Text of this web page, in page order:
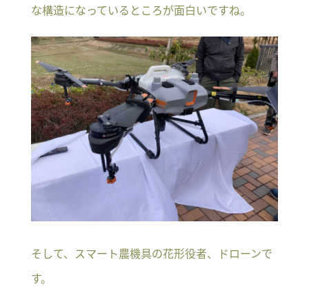
な構造になっているところが面白いですね。
そして、スマート農機具の花形役者、ドローンで
す。